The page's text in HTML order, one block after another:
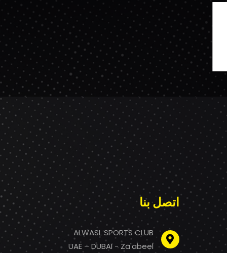
اتصل بنا
ALWASL SPORTS CLUB
UAE – DUBAI - Za'abeel